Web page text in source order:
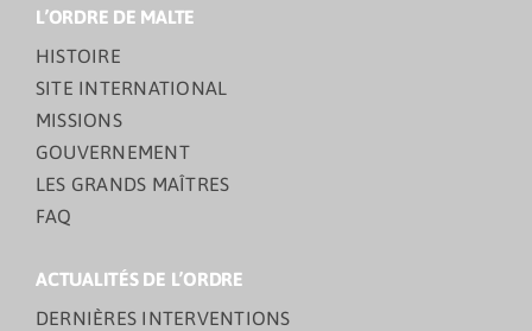
L’ORDRE DE MALTE
HISTOIRE
SITE INTERNATIONAL
MISSIONS
GOUVERNEMENT
LES GRANDS MAÎTRES
FAQ
ACTUALITÉS DE L’ORDRE
DERNIÈRES INTERVENTIONS